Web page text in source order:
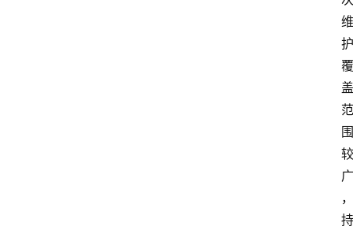
维
护
覆
盖
范
围
较
广
，
持